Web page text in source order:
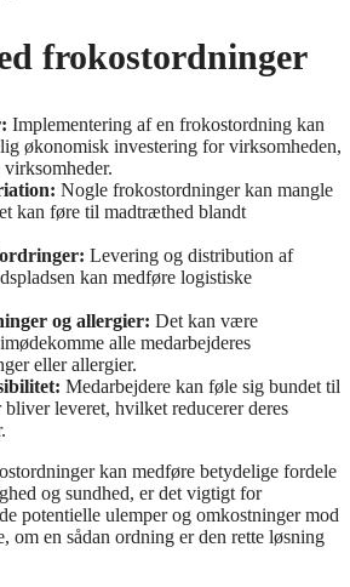
frokostordninger
Implementering af en frokostordning kan
økonomisk investering for virksomheden,
Nogle frokostordninger kan mangle
kan føre til madtræthed blandt
Levering og distribution af
kan medføre logistiske
og allergier: Det kan være
alle medarbejderes
eller allergier.
Medarbejdere kan føle sig bundet til
bliver leveret, hvilket reducerer deres
kan medføre betydelige fordele
og sundhed, er det vigtigt for
potentielle ulemper og omkostninger mod
om en sådan ordning er den rette løsning